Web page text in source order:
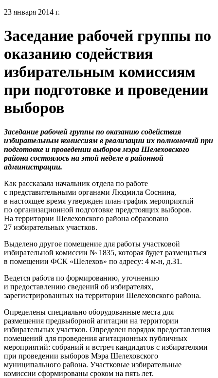
23 января 2014 г.
Заседание рабочей группы по
оказанию содействия
избирательным комиссиям
при подготовке и проведении
выборов
Заседание рабочей группы по оказанию содействия
избирательным комиссиям в реализации их полномочий при
подготовке и проведении выборов мэра Шелеховского
района состоялось на этой неделе в районной
администрации.
Как рассказала начальник отдела по работе
с представительными органами Людмила Соснина,
в настоящее время утвержден план-график мероприятий
по организационной подготовке предстоящих выборов.
На территории Шелеховского района образовано
27 избирательных участков.
Выделено другое помещение для работы участковой
избирательной комиссии № 1835, которая будет размещаться
в помещении ФСК «Шелехов» по адресу: 4 м-н, д.31.
Ведется работа по формированию, уточнению
и предоставлению сведений об избирателях,
зарегистрированных на территории Шелеховского района.
Определены специально оборудованные места для
размещения предвыборной агитации на территории
избирательных участков. Определен порядок предоставления
помещений для проведения агитационных публичных
мероприятий: собраний и встреч кандидатов с избирателями
при проведении выборов Мэра Шелеховского
муниципального района. Участковые избирательные
комиссии сформированы сроком на пять лет.